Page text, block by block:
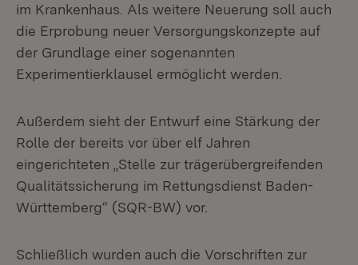
im Krankenhaus. Als weitere Neuerung soll auch
die Erprobung neuer Versorgungskonzepte auf
der Grundlage einer sogenannten
Experimentierklausel ermöglicht werden.
Außerdem sieht der Entwurf eine Stärkung der
Rolle der bereits vor über elf Jahren
eingerichteten „Stelle zur trägerübergreifenden
Qualitätssicherung im Rettungsdienst Baden-
Württemberg“ (SQR-BW) vor.
Schließlich wurden auch die Vorschriften zur